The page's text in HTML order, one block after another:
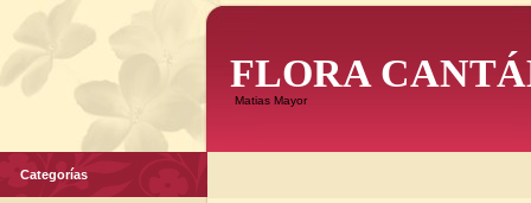
FLORA
Matias Mayor
Categorías